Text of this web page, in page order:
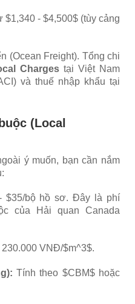
$1,340 - $4,500$ (tùy cảng
(Ocean Freight). Tổng chi
Charges tại Việt Nam
và thuế nhập khẩu tại
(Local
ý muốn, bạn cần nắm
$35/bộ hồ sơ. Đây là phí
của Hải quan Canada
230.000 VNĐ/$m^3$.
Tính theo $CBM$ hoặc